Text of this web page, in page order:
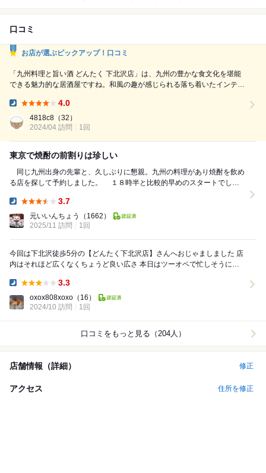
口コミ
お店が選ぶピックアップ！口コミ
「九州料理と旨い酒 どんたく 下北沢店」は、九州の豊かな食文化を堪能
できる魅力的な居酒屋ですね。和風の趣が感じられる落ち着いたインテリ
との集まりやデート、仕事帰りの一杯など、さまざまなシーンで利用でき
るのが良いですね。 また、具体的におすすめの料理や飲み物があれば、
ぜひ教えてください。
4.0
4818c8 （32）
2024/04 訪問
1回
東京で焼酎の前割りは珍しい
同じ九州出身の先輩と、久しぶりに懇親。九州の料理があり焼酎を飲め
る店を探して予約しました。 １８時半と比較的早めのスタートでした
3.7
元いいんちょう
（1662）
2025/11 訪問
1回
今回は下北沢徒歩5分の【どんたく下北沢店】さんへおじゃましました 店
内はそれほど広くなくちょうど良い広さ 本日はツーオペで忙しそうにし
3.3
oxox808xoxo （16）
2024/10 訪問
1回
口コミをもっと見る（204人）
店舗情報（詳細） 修正
アクセス 住所を修正